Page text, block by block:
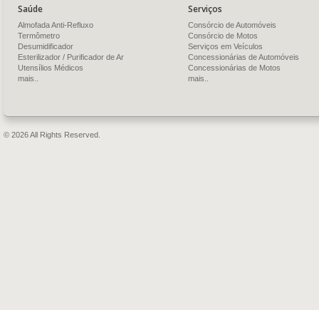
Saúde
Almofada Anti-Refluxo
Termômetro
Desumidificador
Esterilizador / Purificador de Ar
Utensílios Médicos
mais..
Serviços
Consórcio de Automóveis
Consórcio de Motos
Serviços em Veículos
Concessionárias de Automóveis
Concessionárias de Motos
mais..
© 2026 All Rights Reserved.